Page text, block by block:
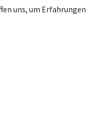
uns, um Erfahrungen